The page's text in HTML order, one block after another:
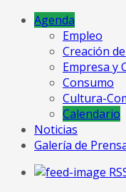
Agenda
Empleo
Creación
Empresa y
Consumo
Cultura-
Calendario
Noticias
Galería de